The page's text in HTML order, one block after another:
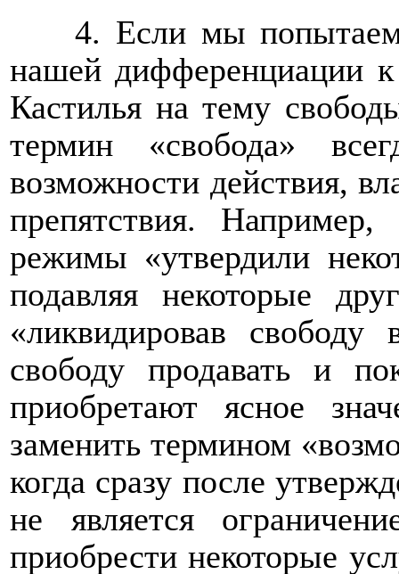
4. Если мы
нашей дифференциации
Кастилья на тему
термин «свобода»
возможности действия,
препятствия.
режимы «утвердили
подавляя некоторые
«ликвидировав свободу
свободу продавать и
приобретают ясное
заменить термином
когда сразу после
не является
приобрести некоторые